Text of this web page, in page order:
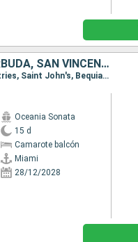
REPÚBLICA DOMINICANA, ARUBA, SANTA LUCIA, ANTIGUA Y BARBUDA, SAN VINCENT Y LAS GRANADINAS, ESTADOS UNIDOS
Itinerario : Miami, Cabo Rojo, Aruba, Willemstad(Curaçao), Kralendjik (Bonaire), Castries, Saint John's, Bequia, Miami
Oceania Sonata
15 d
Camarote balcón
Miami
28/12/2028